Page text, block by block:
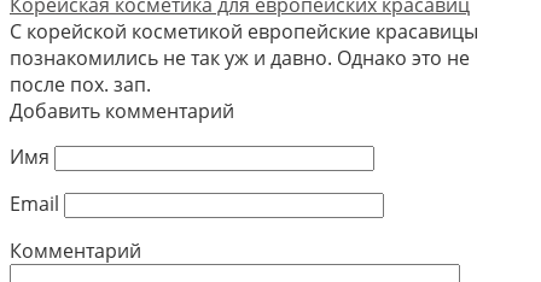
С корейской косметикой европейские красавицы
познакомились не так уж и давно. Однако это не
после пох. зап.
Добавить комментарий
Имя
Email
Комментарий